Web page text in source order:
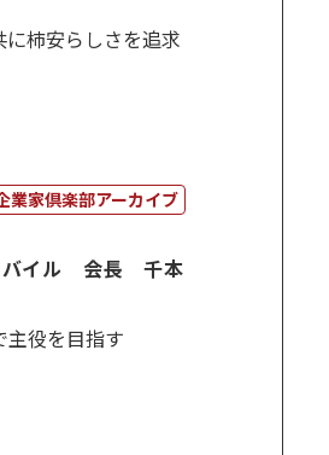
柿安らしさを追求
業家倶楽部アーカイブ
バイル 会長 千本
主役を目指す